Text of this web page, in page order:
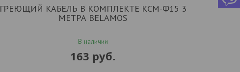
ГРЕЮЩИЙ КАБЕЛЬ В КОМПЛЕКТЕ КСМ-Ф15 3
МЕТРА BELAMOS
В наличии
163 руб.